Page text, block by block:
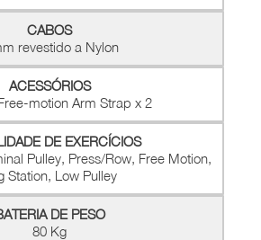
CABOS
revestido a Nylon
ACESSÓRIOS
motion Arm Strap x 2
DE EXERCÍCIOS
Pulley, Press/Row, Free Motion,
Station, Low Pulley
DE PESO
80 Kg